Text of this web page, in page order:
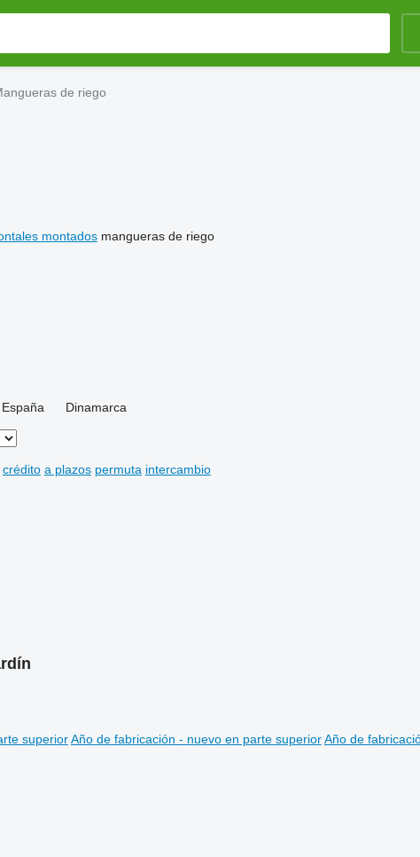
de riego
montados mangueras de riego
España
Dinamarca
crédito a plazos permuta intercambio
superior Año de fabricación - nuevo en parte superior Año de